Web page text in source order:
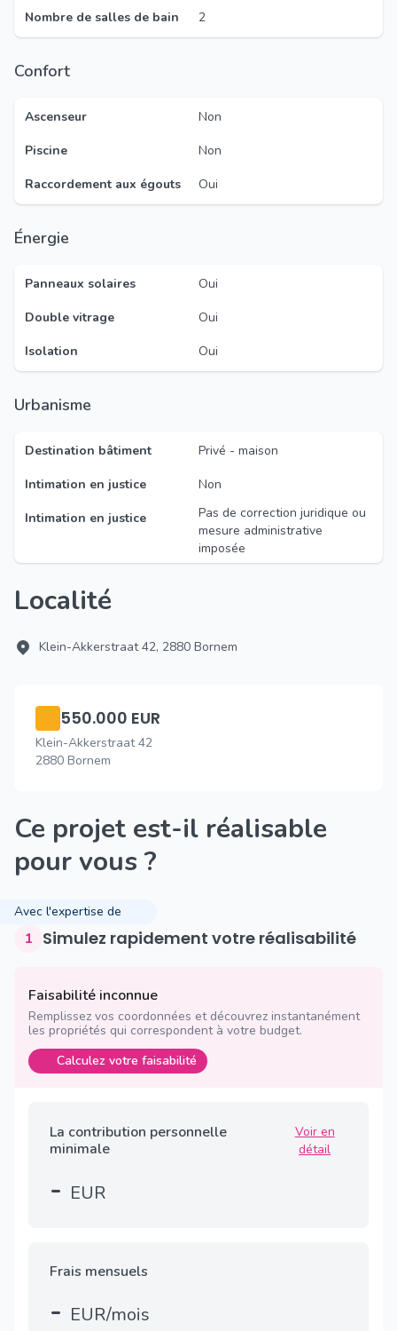
Nombre de salles de bain 2
Confort
Ascenseur
Non
Piscine
Non
Raccordement aux égouts
Oui
Énergie
Panneaux solaires
Oui
Double vitrage
Oui
Isolation
Oui
Urbanisme
Destination bâtiment
Privé - maison
Intimation en justice
Non
Intimation en justice
Pas de correction juridique ou
mesure administrative
imposée
Localité
Klein-Akkerstraat 42, 2880 Bornem
550.000 EUR
Klein-Akkerstraat 42
2880 Bornem
Ce projet est-il réalisable
pour vous ?
Avec l'expertise de
1 Simulez rapidement votre réalisabilité
Faisabilité inconnue
Remplissez vos coordonnées et découvrez instantanément
les propriétés qui correspondent à votre budget.
Calculez votre faisabilité
La contribution personnelle
minimale
Voir en
détail
- EUR
Frais mensuels
- EUR/mois